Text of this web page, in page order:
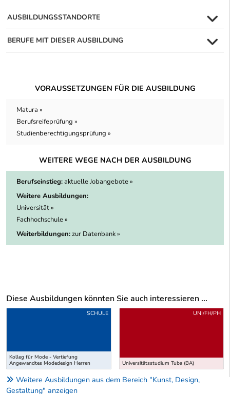
AUSBILDUNGSSTANDORTE
BERUFE MIT DIESER AUSBILDUNG
VORAUSSETZUNGEN FÜR DIE AUSBILDUNG
Matura »
Berufsreifeprüfung »
Studienberechtigungsprüfung »
WEITERE WEGE NACH DER AUSBILDUNG
Berufseinstieg:aktuelle Jobangebote »
Weitere Ausbildungen:
Universität »
Fachhochschule »
Weiterbildungen:zur Datenbank »
Diese Ausbildungen könnten Sie auch interessieren ...
Uber weitere Ausbildungsvorschläge
Kolleg für Mode - Vertiefung
Angewandtes Modedesign Herren
SCHULE
Universitätsstudium Tuba (BA)
UNI/FH/PH
Weitere Ausbildungen aus dem Bereich "Kunst, Design,
Gestaltung" anzeigen